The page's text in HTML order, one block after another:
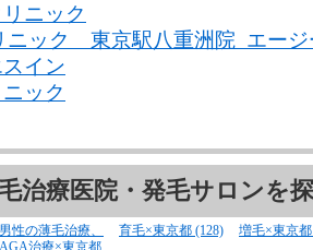
ニック
ニック 東京駅八重洲院 エー
イン
ック
治療医院・発毛サロンを
男性の薄毛治療、
AGA治療×東京都
育毛×東京都 (128) 増毛×東京都